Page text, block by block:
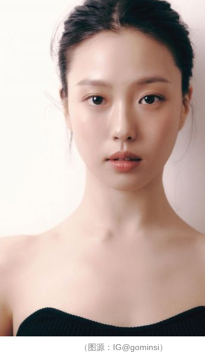
（图源：IG@gominsi）